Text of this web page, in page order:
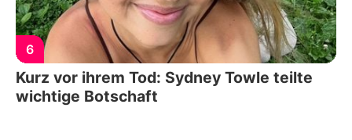
6
Kurz vor ihrem Tod: Sydney Towle teilte
wichtige Botschaft